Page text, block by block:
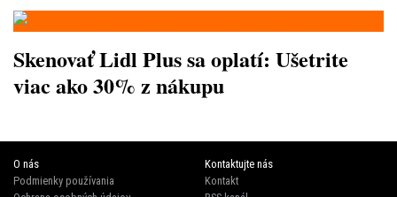
Skenovať Lidl Plus sa oplatí: Ušetrite
viac ako 30% z nákupu
O nás
Podmienky používania
Kontaktujte nás
Kontakt